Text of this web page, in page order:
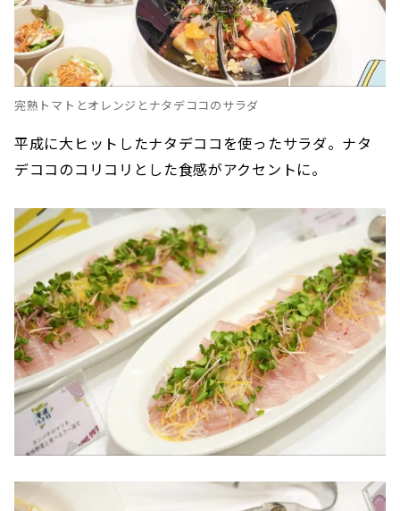
完熟トマトとオレンジとナタデココのサラダ
平成に大ヒットしたナタデココを使ったサラダ。ナタ
デココのコリコリとした食感がアクセントに。